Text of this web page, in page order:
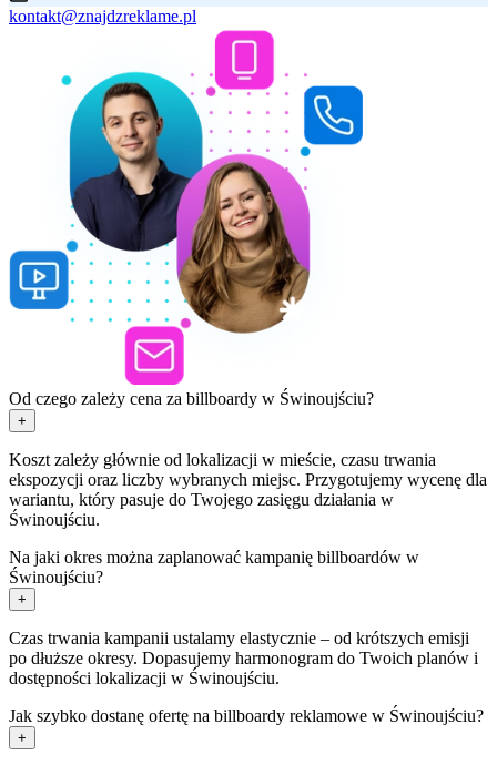
kontakt@znajdzreklame.pl
Od czego zależy cena za billboardy w Świnoujściu?
+
Koszt zależy głównie od lokalizacji w mieście, czasu trwania
ekspozycji oraz liczby wybranych miejsc. Przygotujemy wycenę dla
wariantu, który pasuje do Twojego zasięgu działania w
Świnoujściu.
Na jaki okres można zaplanować kampanię billboardów w
Świnoujściu?
+
Czas trwania kampanii ustalamy elastycznie – od krótszych emisji
po dłuższe okresy. Dopasujemy harmonogram do Twoich planów i
dostępności lokalizacji w Świnoujściu.
Jak szybko dostanę ofertę na billboardy reklamowe w Świnoujściu?
+